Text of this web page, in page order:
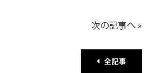
次の記事へ »
全記事